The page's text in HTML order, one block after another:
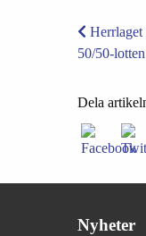
Herrlaget
50/50-
Dela
Nyheter